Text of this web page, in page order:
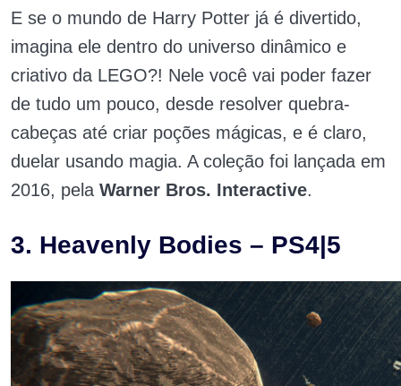
E se o mundo de Harry Potter já é divertido,
imagina ele dentro do universo dinâmico e
criativo da LEGO?! Nele você vai poder fazer
de tudo um pouco, desde resolver quebra-
cabeças até criar poções mágicas, e é claro,
duelar usando magia. A coleção foi lançada em
2016, pela Warner Bros. Interactive.
3. Heavenly Bodies – PS4|5